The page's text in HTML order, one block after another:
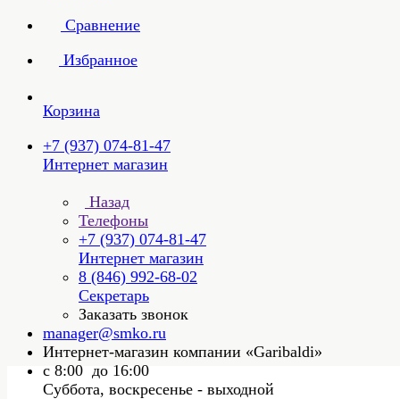
Сравнение
Избранное
Корзина
+7 (937) 074-81-47
Интернет магазин
Назад
Телефоны
+7 (937) 074-81-47
Интернет магазин
8 (846) 992-68-02
Секретарь
Заказать звонок
manager@smko.ru
Интернет-магазин компании «Garibaldi»
с 8:00 до 16:00
Суббота, воскресенье - выходной